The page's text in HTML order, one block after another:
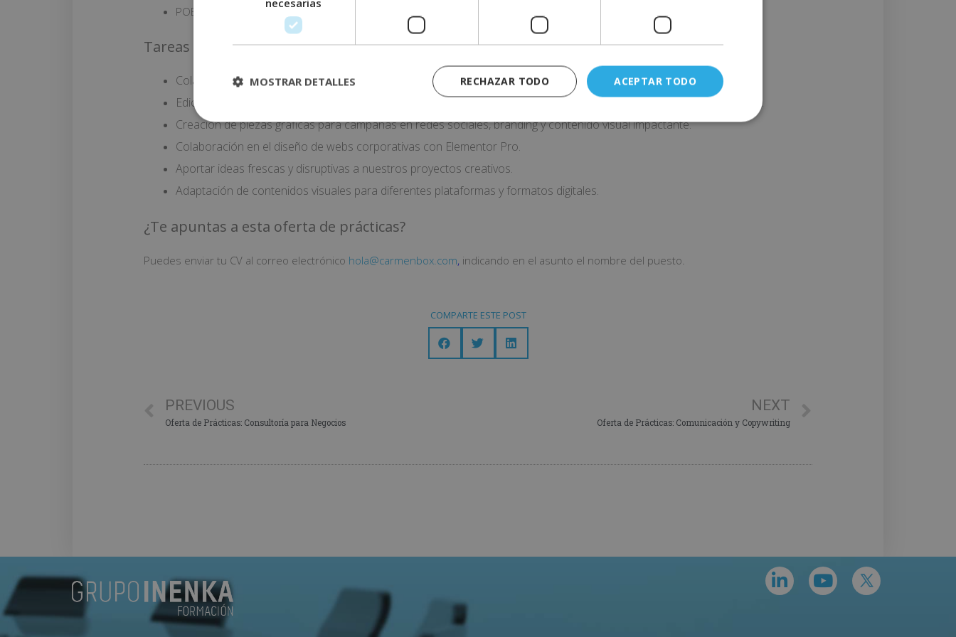
POBLACIÓN: Murcia, prácticas online
Tareas a realizar
Colaboración en el desarrollo de identidades visuales para nuestros clientes, fusionando creatividad y estrategia.
Edición y retoque de imágenes, diseño de plantillas, banners y cualquier material gráfico que potencie nuestra marca.
Creación de piezas gráficas para campañas en redes sociales, branding y contenido visual impactante.
Colaboración en el diseño de webs corporativas con Elementor Pro.
Aportar ideas frescas y disruptivas a nuestros proyectos creativos.
Adaptación de contenidos visuales para diferentes plataformas y formatos digitales.
¿Te apuntas a esta oferta de prácticas?
Puedes enviar tu CV al correo electrónico hola@carmenbox.com, indicando en el asunto el nombre del puesto.
COMPARTE ESTE POST
PREVIOUS
Oferta de Prácticas: Consultoría para Negocios
NEXT
Oferta de Prácticas: Comunicación y Copywriting
ACEPTAR TODO
RECHAZAR TODO
MOSTRAR DETALLES